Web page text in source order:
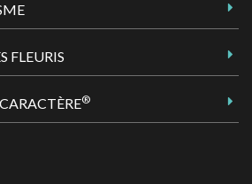
FLEURIS
®